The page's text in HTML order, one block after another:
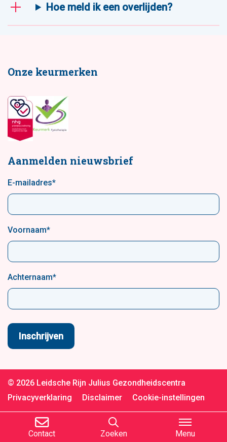
Hoe meld ik een overlijden?
Onze keurmerken
Aanmelden nieuwsbrief
E-mailadres*
Voornaam*
Achternaam*
© 2026 Leidsche Rijn Julius Gezondheidscentra
Privacyverklaring
Disclaimer Cookie-instellingen
Contact Zoeken Menu